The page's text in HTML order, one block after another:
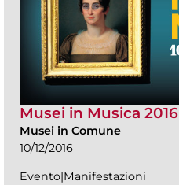
Musei in Musica 2016
Musei in Comune
10/12/2016
Evento|Manifestazioni